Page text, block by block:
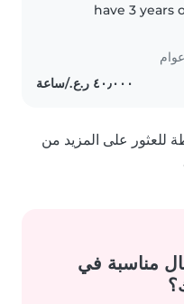
have 3 years
babies and
experience with
special
للعثور على المزيد من
مناسبة في